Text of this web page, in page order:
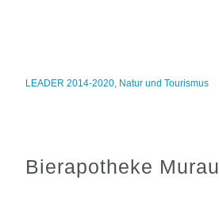
LEADER 2014-2020, Natur und Tourismus
Bierapotheke Murau